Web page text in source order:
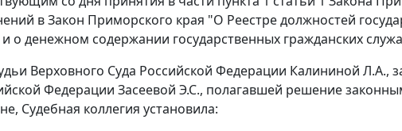
в Закон Приморского края "О Реестре должностей
о денежном содержании государственных гражданских
Верховного Суда Российской Федерации Калининой Л.A.,
Федерации Засеевой Э.С., полагавшей решение
Судебная коллегия установила: